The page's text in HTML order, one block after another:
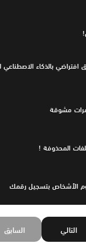
بالذكاء الاصطناعي
مشوقة
المحذوفة !
الأشخاص بتسجيل رقمك
السابق التالي